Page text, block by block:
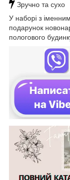
Зручно та сухо
У наборі з
подарунок
пологового